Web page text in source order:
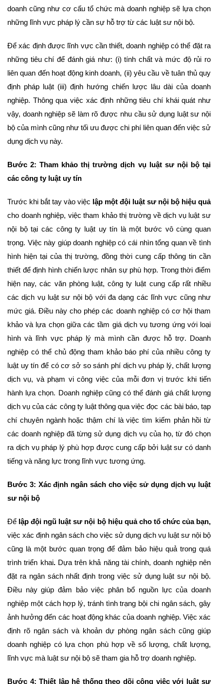
doanh cũng như cơ cấu tổ chức mà doanh nghiệp sẽ lựa chọn
những lĩnh vực pháp lý cần sự hỗ trợ từ các luật sư nội bộ.
Để xác định được lĩnh vực cần thiết, doanh nghiệp có thể đặt ra
những tiêu chí để đánh giá như: (i) tính chất và mức độ rủi ro
liên quan đến hoạt động kinh doanh, (ii) yêu cầu về tuân thủ quy
định pháp luật (iii) định hướng chiến lược lâu dài của doanh
nghiệp. Thông qua việc xác định những tiêu chí khái quát như
vậy, doanh nghiệp sẽ làm rõ được nhu cầu sử dụng luật sư nội
bộ của mình cũng như tối ưu được chi phí liên quan đến việc sử
dụng dịch vụ này.
Bước 2: Tham khảo thị trường dịch vụ luật sư nội bộ tại
các công ty luật uy tín
Trước khi bắt tay vào việc lập một đội luật sư nội bộ hiệu quả
cho doanh nghiệp, việc tham khảo thị trường về dịch vụ luật sư
nội bộ tại các công ty luật uy tín là một bước vô cùng quan
trọng. Việc này giúp doanh nghiệp có cái nhìn tổng quan về tình
hình hiện tại của thị trường, đồng thời cung cấp thông tin cần
thiết để định hình chiến lược nhân sự phù hợp. Trong thời điểm
hiện nay, các văn phòng luật, công ty luật cung cấp rất nhiều
các dịch vụ luật sư nội bộ với đa dạng các lĩnh vực cũng như
mức giá. Điều này cho phép các doanh nghiệp có cơ hội tham
khảo và lựa chọn giữa các tầm giá dịch vụ tương ứng với loại
hình và lĩnh vực pháp lý mà mình cần được hỗ trợ. Doanh
nghiệp có thể chủ động tham khảo báo phí của nhiều công ty
luật uy tín để có cơ sở so sánh phí dịch vụ pháp lý, chất lượng
dịch vụ, và phạm vi công việc của mỗi đơn vị trước khi tiến
hành lựa chọn. Doanh nghiệp cũng có thể đánh giá chất lượng
dịch vụ của các công ty luật thông qua việc đọc các bài báo, tạp
chí chuyên ngành hoặc thậm chí là việc tìm kiếm phản hồi từ
các doanh nghiệp đã từng sử dụng dịch vụ của họ, từ đó chọn
ra dịch vụ pháp lý phù hợp được cung cấp bởi luật sư có danh
tiếng và năng lực trong lĩnh vực tương ứng.
Bước 3: Xác định ngân sách cho việc sử dụng dịch vụ luật
sư nội bộ
Để lập đội ngũ luật sư nội bộ hiệu quả cho tổ chức của bạn,
việc xác định ngân sách cho việc sử dụng dịch vụ luật sư nội bộ
cũng là một bước quan trọng để đảm bảo hiệu quả trong quá
trình triển khai. Dựa trên khả năng tài chính, doanh nghiệp nên
đặt ra ngân sách nhất định trong việc sử dụng luật sư nội bộ.
Điều này giúp đảm bảo việc phân bổ nguồn lực của doanh
nghiệp một cách hợp lý, tránh tình trạng bội chi ngân sách, gây
ảnh hưởng đến các hoạt động khác của doanh nghiệp. Việc xác
định rõ ngân sách và khoản dự phòng ngân sách cũng giúp
doanh nghiệp có lựa chọn phù hợp về số lượng, chất lượng,
lĩnh vực mà luật sư nội bộ sẽ tham gia hỗ trợ doanh nghiệp.
Bước 4: Thiết lập hệ thống theo dõi công việc với luật sư